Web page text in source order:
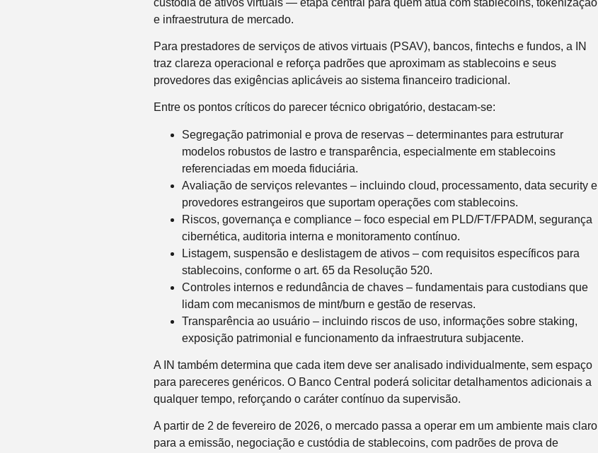
e infraestrutura de mercado.
Para prestadores de serviços de ativos virtuais (PSAV), bancos, fintechs e fundos, a IN
traz clareza operacional e reforça padrões que aproximam as stablecoins e seus
provedores das exigências aplicáveis ao sistema financeiro tradicional.
Entre os pontos críticos do parecer técnico obrigatório, destacam-se:
Segregação patrimonial e prova de reservas – determinantes para estruturar
modelos robustos de lastro e transparência, especialmente em stablecoins
referenciadas em moeda fiduciária.
Avaliação de serviços relevantes – incluindo cloud, processamento, data security e
provedores estrangeiros que suportam operações com stablecoins.
Riscos, governança e compliance – foco especial em PLD/FT/FPADM, segurança
cibernética, auditoria interna e monitoramento contínuo.
Listagem, suspensão e deslistagem de ativos – com requisitos específicos para
stablecoins, conforme o art. 65 da Resolução 520.
Controles internos e redundância de chaves – fundamentais para custodians que
lidam com mecanismos de mint/burn e gestão de reservas.
Transparência ao usuário – incluindo riscos de uso, informações sobre staking,
exposição patrimonial e funcionamento da infraestrutura subjacente.
A IN também determina que cada item deve ser analisado individualmente, sem espaço
para pareceres genéricos. O Banco Central poderá solicitar detalhamentos adicionais a
qualquer tempo, reforçando o caráter contínuo da supervisão.
A partir de 2 de fevereiro de 2026, o mercado passa a operar em um ambiente mais claro
para a emissão, negociação e custódia de stablecoins, com padrões de prova de